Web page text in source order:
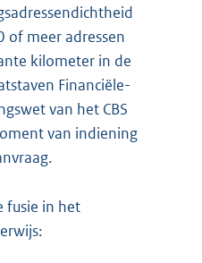
of meer adressen
kilometer in de
Financiële-
van het CBS
van indiening
fusie in het